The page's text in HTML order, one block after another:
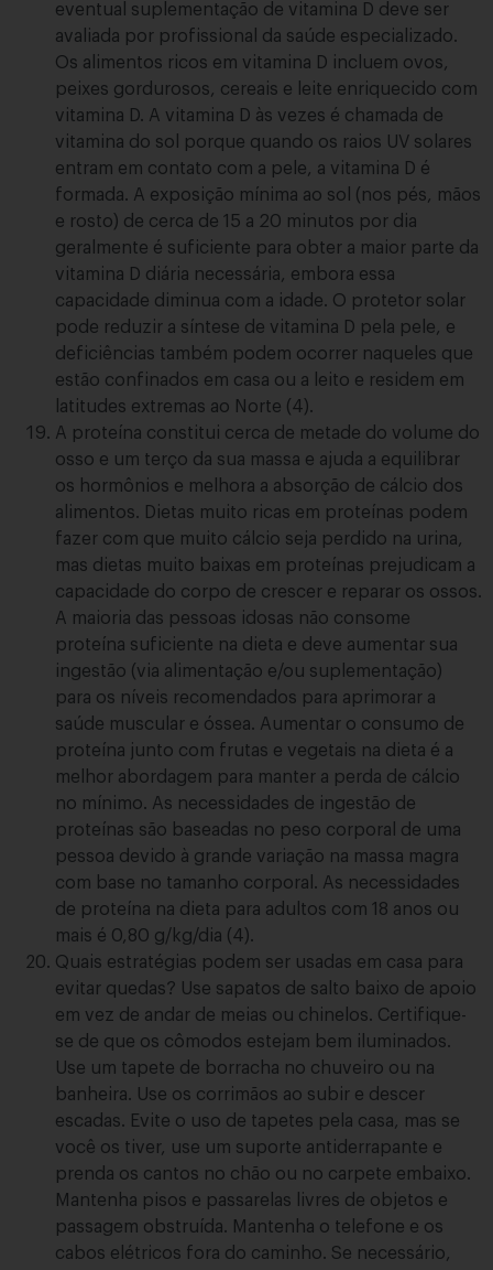
eventual suplementação de vitamina D deve ser
avaliada por profissional da saúde especializado.
Os alimentos ricos em vitamina D incluem ovos,
peixes gordurosos, cereais e leite enriquecido com
vitamina D. A vitamina D às vezes é chamada de
vitamina do sol porque quando os raios UV solares
entram em contato com a pele, a vitamina D é
formada. A exposição mínima ao sol (nos pés, mãos
e rosto) de cerca de 15 a 20 minutos por dia
geralmente é suficiente para obter a maior parte da
vitamina D diária necessária, embora essa
capacidade diminua com a idade. O protetor solar
pode reduzir a síntese de vitamina D pela pele, e
deficiências também podem ocorrer naqueles que
estão confinados em casa ou a leito e residem em
latitudes extremas ao Norte (4).
A proteína constitui cerca de metade do volume do
osso e um terço da sua massa e ajuda a equilibrar
os hormônios e melhora a absorção de cálcio dos
alimentos. Dietas muito ricas em proteínas podem
fazer com que muito cálcio seja perdido na urina,
mas dietas muito baixas em proteínas prejudicam a
capacidade do corpo de crescer e reparar os ossos.
A maioria das pessoas idosas não consome
proteína suficiente na dieta e deve aumentar sua
ingestão (via alimentação e/ou suplementação)
para os níveis recomendados para aprimorar a
saúde muscular e óssea. Aumentar o consumo de
proteína junto com frutas e vegetais na dieta é a
melhor abordagem para manter a perda de cálcio
no mínimo. As necessidades de ingestão de
proteínas são baseadas no peso corporal de uma
pessoa devido à grande variação na massa magra
com base no tamanho corporal. As necessidades
de proteína na dieta para adultos com 18 anos ou
mais é 0,80 g/kg/dia (4).
Quais estratégias podem ser usadas em casa para
evitar quedas? Use sapatos de salto baixo de apoio
em vez de andar de meias ou chinelos. Certifique-
se de que os cômodos estejam bem iluminados.
Use um tapete de borracha no chuveiro ou na
banheira. Use os corrimãos ao subir e descer
escadas. Evite o uso de tapetes pela casa, mas se
você os tiver, use um suporte antiderrapante e
prenda os cantos no chão ou no carpete embaixo.
Mantenha pisos e passarelas livres de objetos e
passagem obstruída. Mantenha o telefone e os
cabos elétricos fora do caminho. Se necessário,